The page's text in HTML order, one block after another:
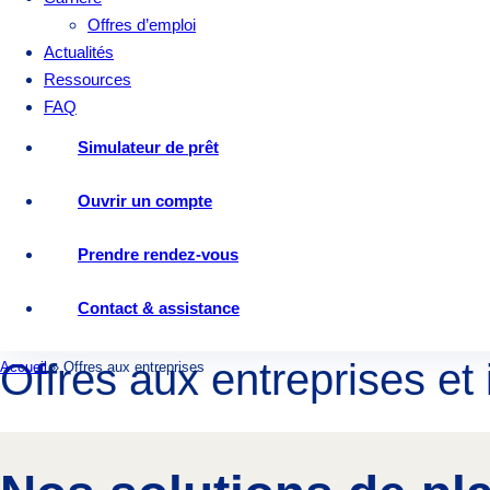
Offres d’emploi
Actualités
Ressources
FAQ
Simulateur de prêt
Ouvrir un compte
Prendre rendez-vous
Contact & assistance
Offres aux entreprises et
Accueil»Offres aux entreprises